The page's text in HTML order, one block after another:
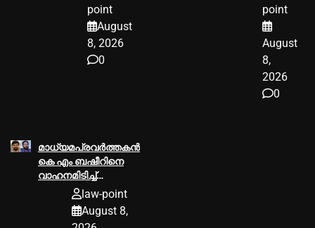
സംസ്ഥാനത്താകെ
ആയങ്കിക്കെതിരെ
23 കേസുകള്‍
point
August
8, 2026
0
നിര്‍മ്മാണം
യുഎസ്
അപ്പീല്‍
കോടതി
തടഞ്ഞു
point
August
8,
2026
0
മാധ്യമപ്രവര്‍ത്തകന്‍
കെ എം ബഷീറിനെ
വാഹനമിടിച്ച്‌
കൊലപ്പെടുത്തിയ
കേസില്‍ ശ്രീറാം
വെങ്കിട്ടരാമനെതിരെ
law-point
August 8,